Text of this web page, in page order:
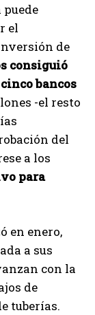
el
de
consiguió
bancos
-el resto
del
a los
para
en enero,
a sus
con la
de
tuberías.